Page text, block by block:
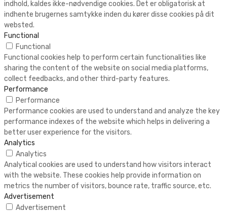
indhold, kaldes ikke-nødvendige cookies. Det er obligatorisk at
indhente brugernes samtykke inden du kører disse cookies på dit
websted.
Functional
Functional
Functional cookies help to perform certain functionalities like
sharing the content of the website on social media platforms,
collect feedbacks, and other third-party features.
Performance
Performance
Performance cookies are used to understand and analyze the key
performance indexes of the website which helps in delivering a
better user experience for the visitors.
Analytics
Analytics
Analytical cookies are used to understand how visitors interact
with the website. These cookies help provide information on
metrics the number of visitors, bounce rate, traffic source, etc.
Advertisement
Advertisement